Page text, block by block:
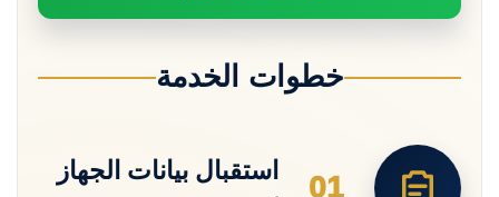
خطوات الخدمة
01
استقبال بيانات الجهاز